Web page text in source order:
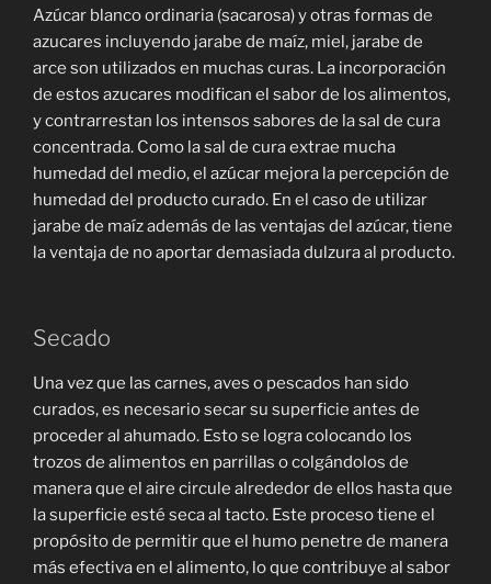
Azúcar blanco ordinaria (sacarosa) y otras formas de
azucares incluyendo jarabe de maíz, miel, jarabe de
arce son utilizados en muchas curas. La incorporación
de estos azucares modifican el sabor de los alimentos,
y contrarrestan los intensos sabores de la sal de cura
concentrada. Como la sal de cura extrae mucha
humedad del medio, el azúcar mejora la percepción de
humedad del producto curado. En el caso de utilizar
jarabe de maíz además de las ventajas del azúcar, tiene
la ventaja de no aportar demasiada dulzura al producto.
Secado
Una vez que las carnes, aves o pescados han sido
curados, es necesario secar su superficie antes de
proceder al ahumado. Esto se logra colocando los
trozos de alimentos en parrillas o colgándolos de
manera que el aire circule alrededor de ellos hasta que
la superficie esté seca al tacto. Este proceso tiene el
propósito de permitir que el humo penetre de manera
más efectiva en el alimento, lo que contribuye al sabor